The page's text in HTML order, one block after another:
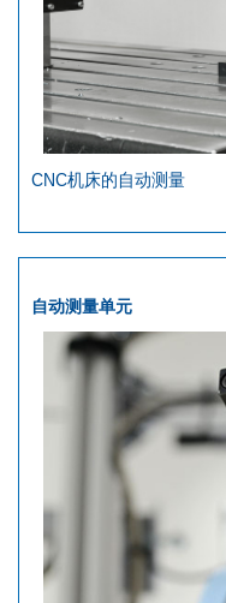
CNC机床的自动测量
自动测量单元